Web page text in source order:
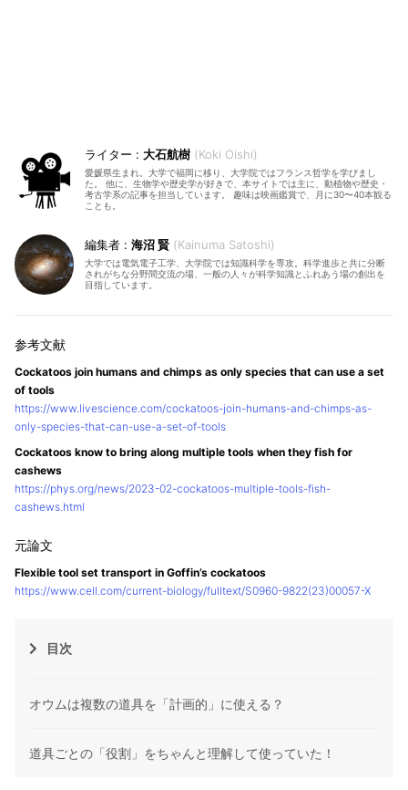
大石航樹 Koki Oishi
愛媛県生まれ。大学で福岡に移り、大学院ではフランス哲学を学びまし
た。 他に、生物学や歴史学が好きで、本サイトでは主に、動植物や歴史・
考古学系の記事を担当しています。 趣味は映画鑑賞で、月に30〜40本観る
ことも。
海沼 賢 Kainuma Satoshi
大学では電気電子工学、大学院では知識科学を専攻。科学進歩と共に分断
されがちな分野間交流の場、一般の人々が科学知識とふれあう場の創出を
目指しています。
Cockatoos join humans and chimps as only species that can use a set
of tools
https://www.livescience.com/cockatoos-join-humans-and-chimps-as-
only-species-that-can-use-a-set-of-tools
Cockatoos know to bring along multiple tools when they fish for
cashews
https://phys.org/news/2023-02-cockatoos-multiple-tools-fish-
cashews.html
Flexible tool set transport in Goffin’s cockatoos
https://www.cell.com/current-biology/fulltext/S0960-9822(23)00057-X
目次
オウムは複数の道具を「計画的」に使える？
道具ごとの「役割」をちゃんと理解して使っていた！